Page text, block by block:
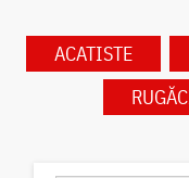
ACATISTE